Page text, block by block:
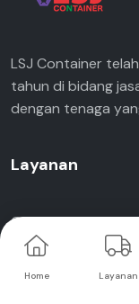
Home Layanan
LSJ Container
tahun di bidang
dengan tenaga
Layanan
Container 20 Feet
Container 40 Feet